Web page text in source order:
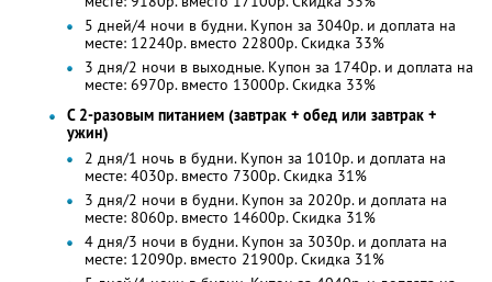
5 дней/4 ночи в будни. Купон за 3040р. и доплата на
месте: 12240р. вместо 22800р. Скидка 33%
3 дня/2 ночи в выходные. Купон за 1740р. и доплата на
месте: 6970р. вместо 13000р. Скидка 33%
С 2-разовым питанием (завтрак + обед или завтрак +
ужин)
2 дня/1 ночь в будни. Купон за 1010р. и доплата на
месте: 4030р. вместо 7300р. Скидка 31%
3 дня/2 ночи в будни. Купон за 2020р. и доплата на
месте: 8060р. вместо 14600р. Скидка 31%
4 дня/3 ночи в будни. Купон за 3030р. и доплата на
месте: 12090р. вместо 21900р. Скидка 31%